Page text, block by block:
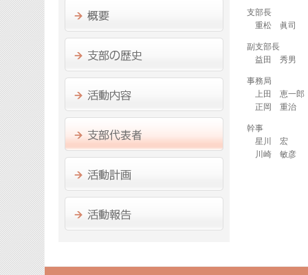
支部長
重松 眞司
副支部長
益田 秀男
事務局
上田 恵一郎
正岡 重治
幹事
星川 宏
川崎 敏彦